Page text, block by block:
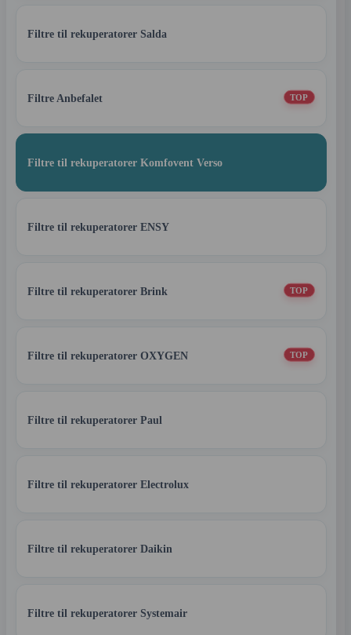
Filtre til rekuperatorer Salda
Filtre Anbefalet TOP
Filtre til rekuperatorer Komfovent Verso
Filtre til rekuperatorer ENSY
Filtre til rekuperatorer Brink TOP
Filtre til rekuperatorer OXYGEN TOP
Filtre til rekuperatorer Paul
Filtre til rekuperatorer Electrolux
Filtre til rekuperatorer Daikin
Filtre til rekuperatorer Systemair